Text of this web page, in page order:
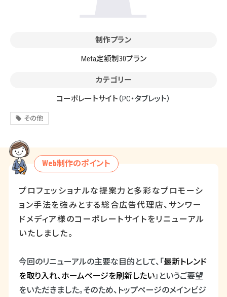
制作プラン
Meta定額制30プラン
カテゴリー
コーポレートサイト （PC・タブレット）
その他
Web制作のポイント
プロフェッショナルな提案力と多彩なプロモーシ
ョン手法を強みとする総合広告代理店、サンワー
ドメディア様のコーポレートサイトをリニューアル
いたしました。
今回のリニューアルの主要な目的として、「最新トレンド
を取り入れ、ホームページを刷新したい 」というご要望
をいただきました。そのため、トップページのメインビジ